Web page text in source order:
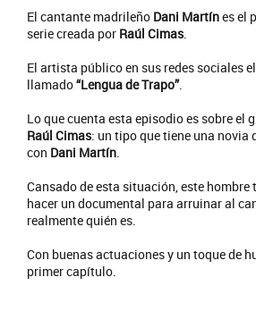
El cantante madrileño Dani Martínes el
serie creada por Raúl Cimas.
El artista público en sus redes sociales
llamado“Lengua de Trapo”.
Lo que cuenta esta episodio es sobre el
Raúl Cimas: un tipo que tiene una novia
con Dani Martín.
Cansado de esta situación, este hombre
hacer un documental para arruinar al
realmente quién es.
Con buenas actuaciones y un toque de
primer capítulo.